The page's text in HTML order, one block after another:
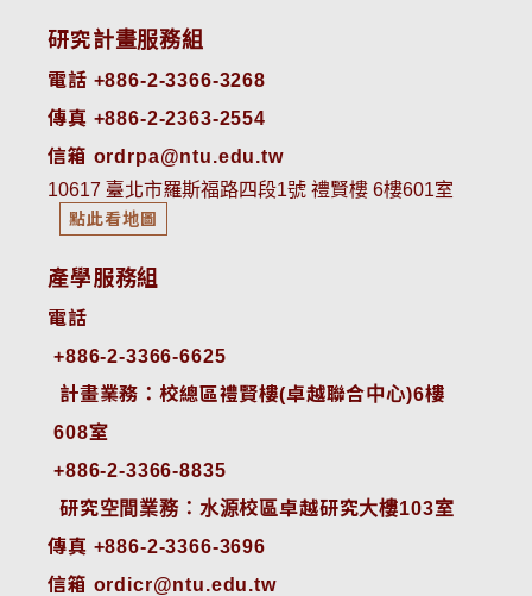
研究計畫服務組
電話 +886-2-3366-3268
傳真 +886-2-2363-2554
信箱 ordrpa@ntu.edu.tw
10617 臺北市羅斯福路四段1號 禮賢樓 6樓601室
點此看地圖
產學服務組
電話
+886-2-3366-6625
計畫業務：校總區禮賢樓(卓越聯合中心)6樓
608室
+886-2-3366-8835
研究空間業務：水源校區卓越研究大樓103室
傳真 +886-2-3366-3696
信箱 ordicr@ntu.edu.tw